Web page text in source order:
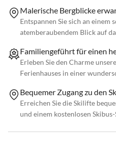
Malerische Bergblicke
Entspannen Sie sich an einem
atemberaubendem Blick auf
Familiengeführt für einen
Erleben Sie den Charme
Ferienhauses in einer
Bequemer Zugang zu den
Erreichen Sie die Skilifte
und einem kostenlosen